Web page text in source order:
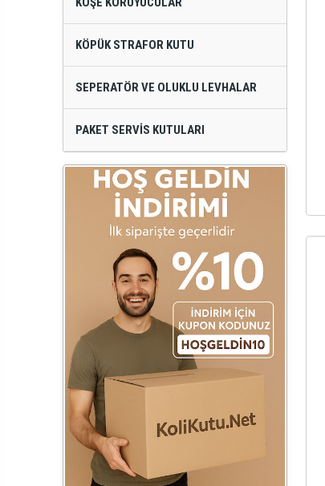
KÖPÜK STRAFOR KUTU
SEPERATÖR VE OLUKLU LEVHALAR
PAKET SERVIS KUTULARI